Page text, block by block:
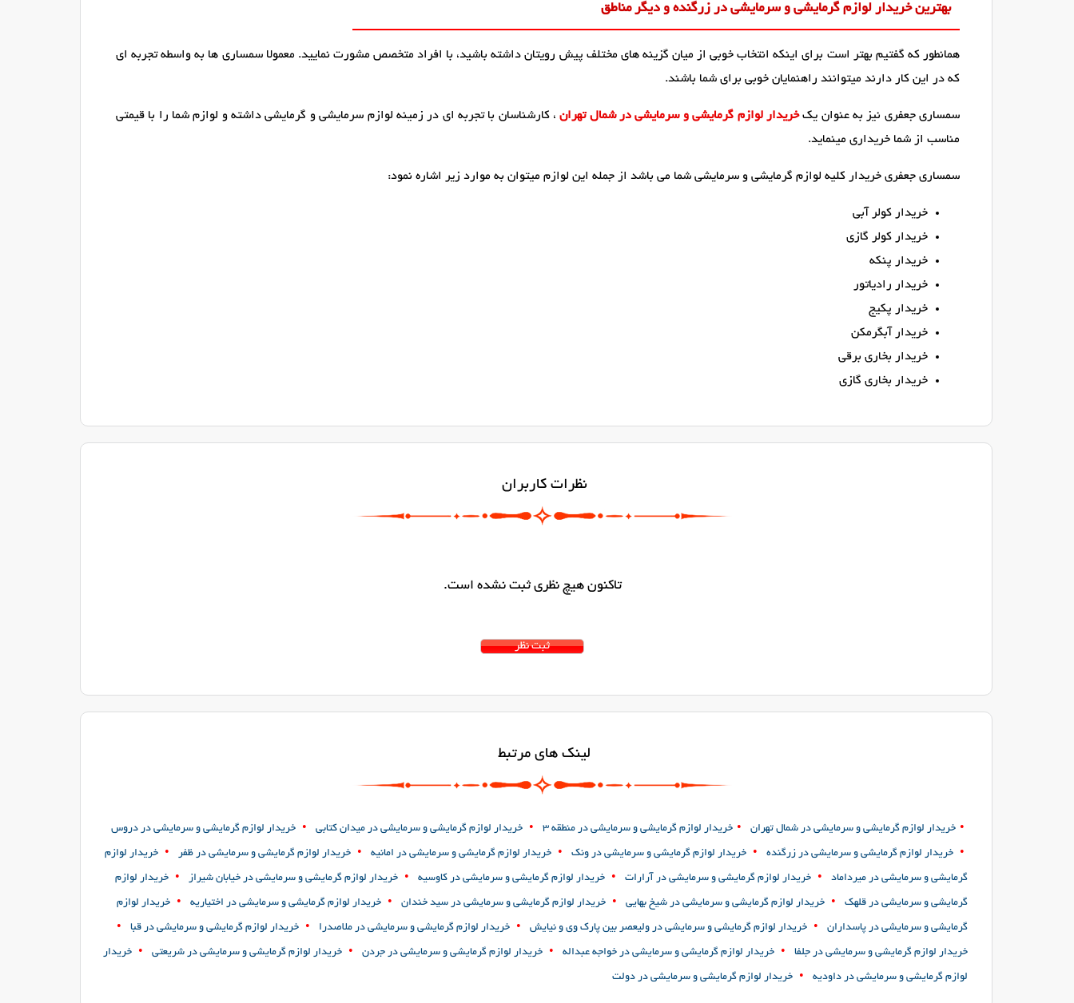
بهترین خریدار لوازم گرمایشی و سرمایشی در زرگنده و دیگر مناطق
همانطور که گفتیم بهتر است برای اینکه انتخاب خوبی از میان گزینه های مختلف پیش رویتان داشته باشید، با افراد متخصص مشورت نمایید. معمولا سمساری ها به واسطه تجربه ای
که در این کار دارند میتوانند راهنمایان خوبی برای شما باشند.
سمساری جعفری نیز به عنوان یکخریدار لوازم گرمایشی و سرمایشی در شمال تهران، کارشناسان با تجربه ای در زمینه لوازم سرمایشی و گرمایشی داشته و لوازم شما را با قیمتی
مناسب از شما خریداری مینماید.
سمساری جعفری خریدار کلیه لوازم گرمایشی و سرمایشی شما می باشد از جمله این لوازم میتوان به موارد زیر اشاره نمود:
خریدار کولر آبی
خریدار کولر گازی
خریدار پنکه
خریدار رادیاتور
خریدار پکیج
خریدار آبگرمکن
خریدار بخاری برقی
خریدار بخاری گازی
نظرات کاربران
تاکنون هیچ نظری ثبت نشده است.
لینک های مرتبط
• خریدار لوازم گرمایشی و سرمایشی در شمال تهران • خریدار لوازم گرمایشی و سرمایشی در منطقه 3 • خریدار لوازم گرمایشی و سرمایشی در میدان کتابی • خریدار لوازم گرمایشی و سرمایشی در دروس
• خریدار لوازم گرمایشی و سرمایشی در زرگنده • خریدار لوازم گرمایشی و سرمایشی در ونک • خریدار لوازم گرمایشی و سرمایشی در امانیه • خریدار لوازم گرمایشی و سرمایشی در ظفر • خریدار لوازم
گرمایشی و سرمایشی در میرداماد • خریدار لوازم گرمایشی و سرمایشی در آرارات • خریدار لوازم گرمایشی و سرمایشی در کاوسیه • خریدار لوازم گرمایشی و سرمایشی در خیابان شیراز • خریدار لوازم
گرمایشی و سرمایشی در قلهک • خریدار لوازم گرمایشی و سرمایشی در شیخ بهایی • خریدار لوازم گرمایشی و سرمایشی در سید خندان • خریدار لوازم گرمایشی و سرمایشی در اختیاریه • خریدار لوازم
گرمایشی و سرمایشی در پاسداران • خریدار لوازم گرمایشی و سرمایشی در ولیعصر بین پارک وی و نیایش • خریدار لوازم گرمایشی و سرمایشی در ملاصدرا • خریدار لوازم گرمایشی و سرمایشی در قبا •
خریدار لوازم گرمایشی و سرمایشی در جلفا • خریدار لوازم گرمایشی و سرمایشی در خواجه عبداله • خریدار لوازم گرمایشی و سرمایشی در جردن • خریدار لوازم گرمایشی و سرمایشی در شریعتی • خریدار
لوازم گرمایشی و سرمایشی در داودیه • خریدار لوازم گرمایشی و سرمایشی در دولت